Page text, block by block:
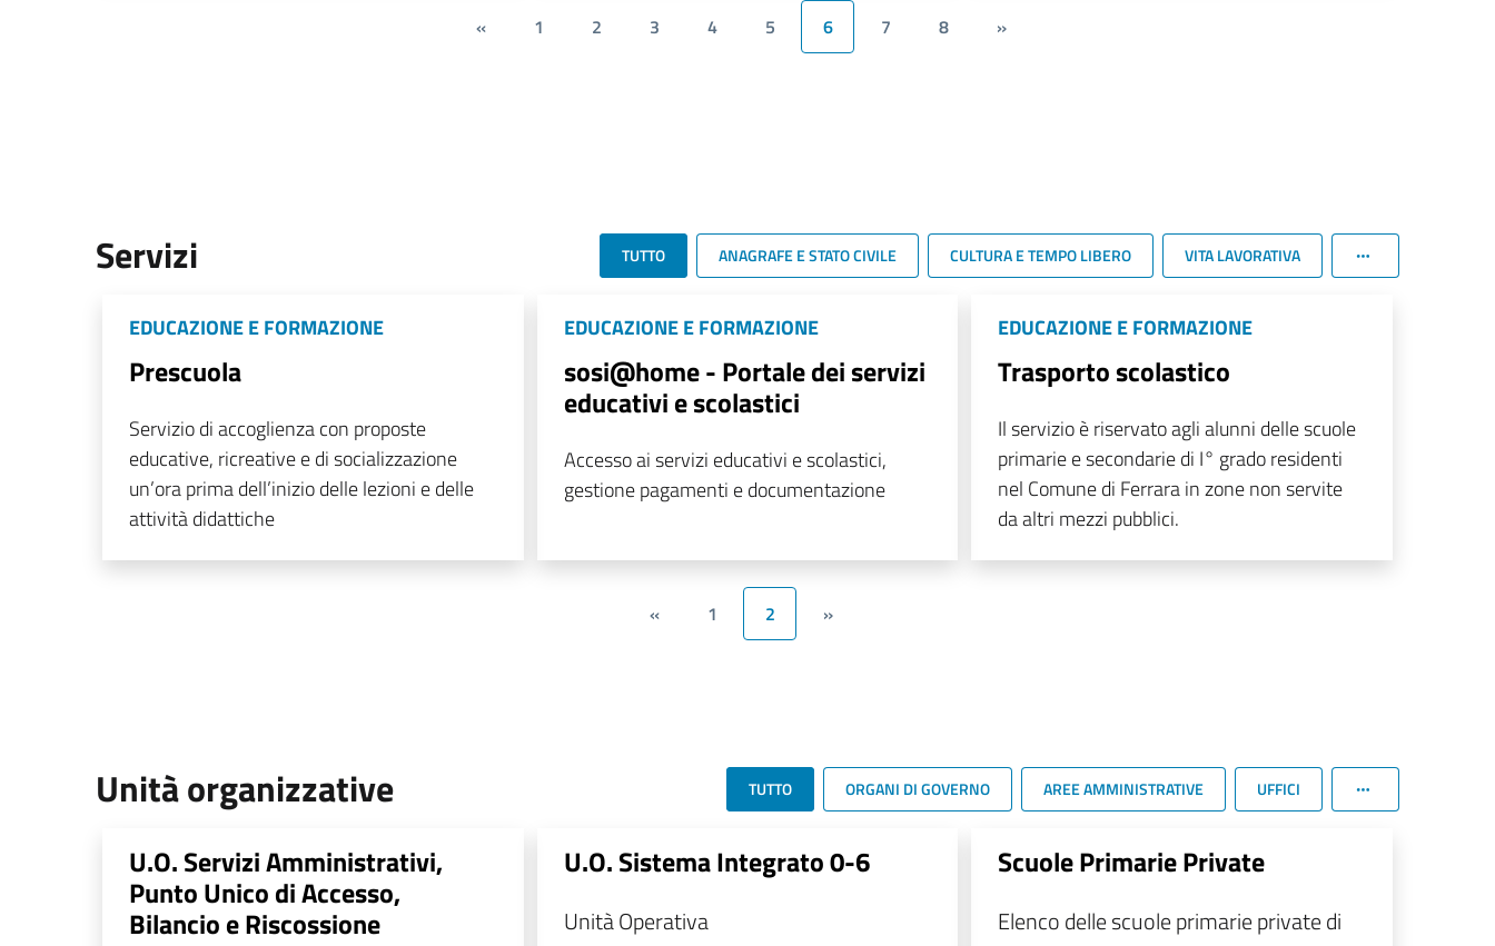
« 1 2 3 4 5 6 7 8 »
Servizi TUTTO ANAGRAFE E STATO CIVILE CULTURA E TEMPO LIBERO VITA LAVORATIVA
EDUCAZIONE E FORMAZIONE
Prescuola
Servizio di accoglienza con proposte
educative, ricreative e di socializzazione
un’ora prima dell’inizio delle lezioni e delle
attività didattiche
EDUCAZIONE E FORMAZIONE
sosi@home - Portale dei servizi
educativi e scolastici
Accesso ai servizi educativi e scolastici,
gestione pagamenti e documentazione
EDUCAZIONE E FORMAZIONE
Trasporto scolastico
Il servizio è riservato agli alunni delle scuole
primarie e secondarie di I° grado residenti
nel Comune di Ferrara in zone non servite
da altri mezzi pubblici.
« 1 2 »
Unità organizzative TUTTO ORGANI DI GOVERNO AREE AMMINISTRATIVE UFFICI
U.O. Servizi Amministrativi,
Punto Unico di Accesso,
Bilancio e Riscossione
U.O. Sistema Integrato 0-6
Unità Operativa
Scuole Primarie Private
Elenco delle scuole primarie private di